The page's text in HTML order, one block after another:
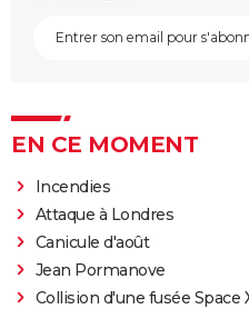
EN CE MOMENT
Incendies
Attaque à Londres
Canicule d'août
Jean Pormanove
Collision d'une fusée Space